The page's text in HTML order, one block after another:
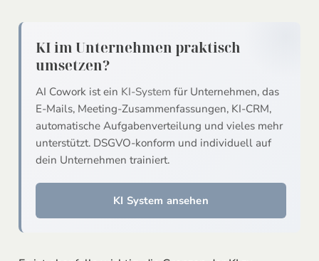
KI im Unternehmen praktisch
umsetzen?
AI Cowork ist ein KI-System für Unternehmen, das
E-Mails, Meeting-Zusammenfassungen, KI-CRM,
automatische Aufgabenverteilung und vieles mehr
unterstützt. DSGVO-konform und individuell auf
dein Unternehmen trainiert.
KI System ansehen